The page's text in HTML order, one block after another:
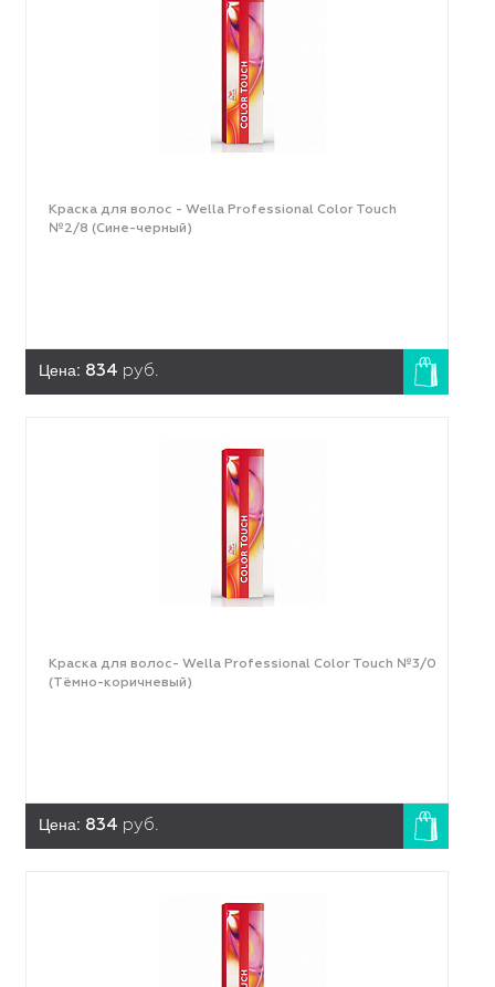
Краска для волос - Wella Professional Color Touch
№2/8 (Сине-черный)
Цена: 834 руб.
Краска для волос- Wella Professional Color Touch №3/0
(Тёмно-коричневый)
Цена: 834 руб.